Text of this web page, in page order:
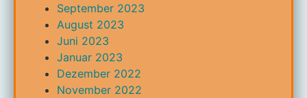
September 2023
August 2023
Juni 2023
Januar 2023
Dezember 2022
November 2022